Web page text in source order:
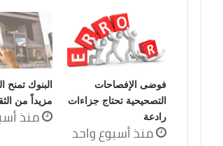
فوضى الإفصاحات
التصحيحية تحتاج جزاءات
رادعة
منذ أسبوع واحد
البنوك تمنح
مزيداً من
منذ